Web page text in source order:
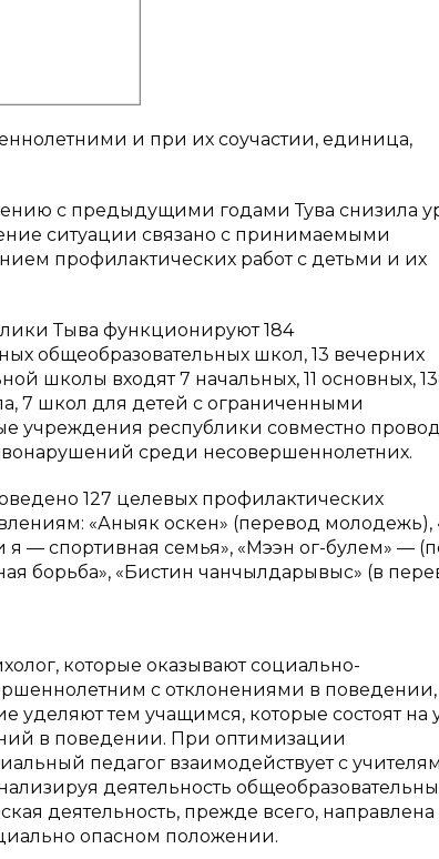
и при их соучастии, единица,
с предыдущими годами Тува снизила
ситуации связано с принимаемыми
профилактических работ с детьми и их
Тыва функционируют 184
общеобразовательных школ, 13 вечерних
школы входят 7 начальных, 11 основных,
7 школ для детей с ограниченными
учреждения республики совместно
среди несовершеннолетних.
127 целевых профилактических
«Аныяк оскен» (перевод молодежь),
я — спортивная семья», «Мээн ог-булем» —
борьба», «Бистин чанчылдарывыс» (в
которые оказывают социально-
с отклонениями в поведении,
тем учащимся, которые состоят на
в поведении. При оптимизации
педагог взаимодействует с
деятельность
деятельность, прежде всего, направлена
опасном положении.